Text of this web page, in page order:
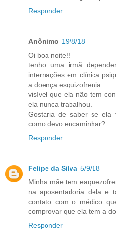
Responder
Anônimo 19/8/18
Oi boa noite!!
tenho uma irmã
internações em clínica
a doença esquizofrenia.
visível que ela não tem
ela nunca trabalhou.
Gostaria de saber se ela
como devo encaminhar?
Responder
Felipe da Silva 5/9/18
Minha mãe tem
na aposentadoria dela e
contato com o médico
comprovar que ela tem a
Responder